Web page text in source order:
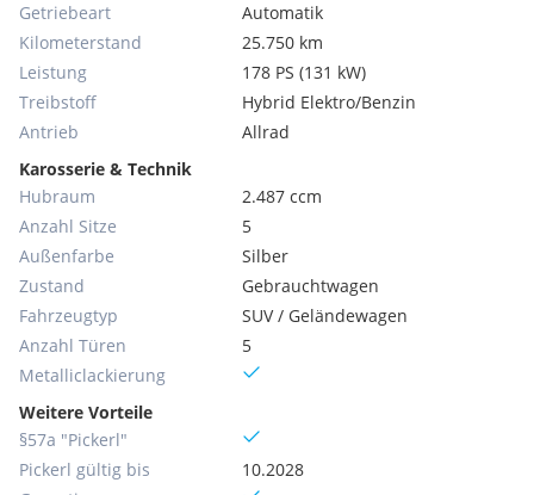
Getriebeart
Automatik
Kilometerstand
25.750 km
Leistung
178 PS (131 kW)
Treibstoff
Hybrid Elektro/Benzin
Antrieb
Allrad
Karosserie & Technik
Hubraum
2.487 ccm
Anzahl Sitze
5
Außenfarbe
Silber
Zustand
Gebrauchtwagen
Fahrzeugtyp
SUV / Geländewagen
Anzahl Türen
5
Metallic­lackierung
Weitere Vorteile
§57a "Pickerl"
Pickerl gültig bis
10.2028